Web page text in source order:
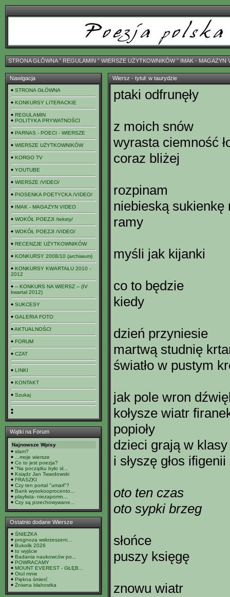
STRONA GŁÓWNAˇ REGULAMIN ˇ WIERSZE UŻYTKOWNIKÓWˇ IMAK - MAGAZYN
Nawigacja
STRONA GŁÓWNA
KONKURSY LITERACKIE
REGULAMIN
POLITYKA PRYWATNOŚCI
PARNAS - POECI - WIERSZE
WIERSZE UŻYTKOWNIKÓW
KORGO TV
YOUTUBE
WIERSZE /VIDEO/
PIOSENKA POETYCKA /VIDEO/
IMAK - MAGAZYN VIDEO
WOKÓŁ POEZJI /teksty/
WOKÓŁ POEZJI /VIDEO/
RECENZJE UŻYTKOWNIKÓW
KONKURSY 2008/10 (archiwum)
KONKURSY KWARTAŁU 2010 -
2012
-- KONKURS NA WIERSZ -- (IV
kwartał 2012)
SUKCESY
GALERIA FOTO
AKTUALNOŚCI
FORUM
CZAT
LINKI
KONTAKT
Szukaj
Wątki na Forum
Najnowsze Wpisy
slam?
...moje wiersze
Co to jest poezja?
"Na początku było sł...
Ksiądz Jan Twardowski
FRASZKI
Czy ten portal "umarł"?
Bank wysokooprocento...
playlista- niezapomn...
Czy są przechowywane...
Ostatnio dodane Wiersze
ŚNIEŻKA
prognoza wskrzeszeni...
Bukolik 2026
to wyjście
Badania naukowców po...
POWRACAMY
MOUNT EVEREST - GŁĘB...
Otul mnie
Piękna śmierć
Żniwna błahostka
Wiersz - tytuł: w taurydzie
ptaki odfrunęły
z moich snów
wyrasta ciemność
coraz bliżej
rozpinam
niebieską sukienkę
ramy
myśli jak kijanki
co to będzie
kiedy
dzień przyniesie
martwą studnię
światło w pustym
jak pole wron
kołysze wiatr
popioły
dzieci grają w klasy
i słyszę głos ifigenii
oto ten czas
oto sypki brzeg
słońce
puszy księgę
znowu wiatr